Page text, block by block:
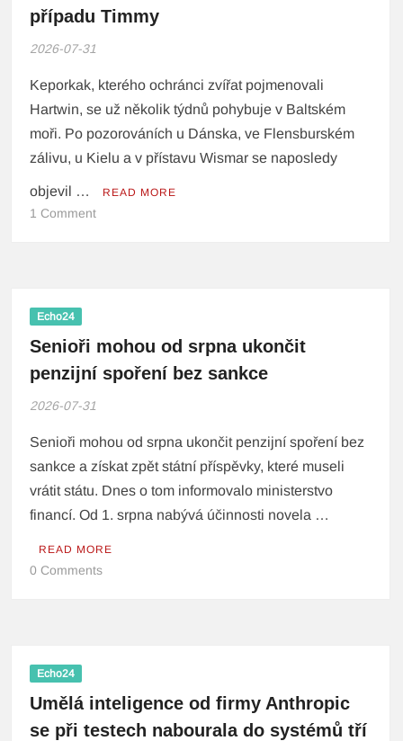
případu Timmy
2026-07-31
Keporkak, kterého ochránci zvířat pojmenovali
Hartwin, se už několik týdnů pohybuje v Baltském
moři. Po pozorováních u Dánska, ve Flensburském
zálivu, u Kielu a v přístavu Wismar se naposledy
objevil … READ MORE
1 Comment
Echo24
Senioři mohou od srpna ukončit
penzijní spoření bez sankce
2026-07-31
Senioři mohou od srpna ukončit penzijní spoření bez
sankce a získat zpět státní příspěvky, které museli
vrátit státu. Dnes o tom informovalo ministerstvo
financí. Od 1. srpna nabývá účinnosti novela …
READ MORE
0 Comments
Echo24
Umělá inteligence od firmy Anthropic
se při testech nabourala do systémů tří